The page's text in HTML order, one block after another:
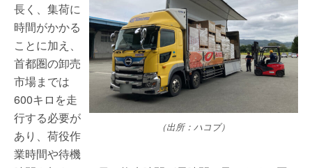
（出所：ハコブ）
長く、集荷に
時間がかかる
ことに加え、
首都圏の卸売
市場までは
600キロを走
行する必要が
あり、荷役作
業時間や待機